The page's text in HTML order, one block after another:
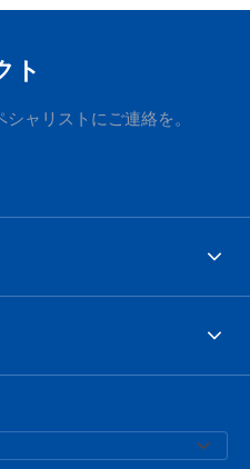
ト
ャリストにご連絡を。